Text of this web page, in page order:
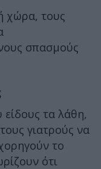
χώρα, τους
σπασμούς
τα λάθη,
γιατρούς να
το
ότι